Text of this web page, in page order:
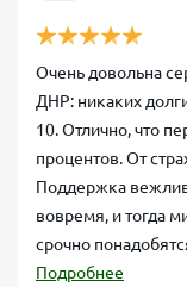
Очень довольна
ДНР: никаких
10. Отлично, что
процентов. От
Поддержка
вовремя, и тогда
срочно
Подробнее